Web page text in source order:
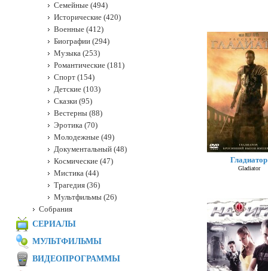
Гладиатор
Gladiator
Семейные (494)
Исторические (420)
Военные (412)
Биографии (294)
Музыка (253)
Романтические (181)
Спорт (154)
Детские (103)
Сказки (95)
Вестерны (88)
Эротика (70)
Молодежные (49)
Документальный (48)
Космические (47)
Мистика (44)
Трагедия (36)
Мультфильмы (26)
Собрания
СЕРИАЛЫ
МУЛЬТФИЛЬМЫ
ВИДЕОПРОГРАММЫ